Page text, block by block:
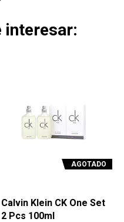
interesar:
AGOTADO
Calvin Klein CK One Set
2 Pcs 100ml